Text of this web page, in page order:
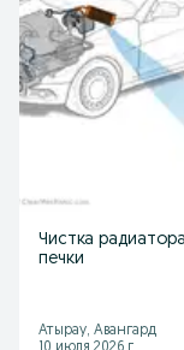
Чистка радиатора
печки
Атырау, Авангард